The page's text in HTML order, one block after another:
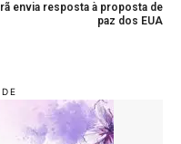
Irã envia resposta à proposta de
paz dos EUA